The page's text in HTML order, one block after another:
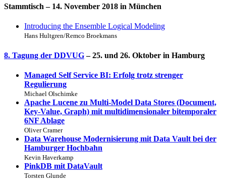
Stammtisch – 14. November 2018 in München
Introducing the Ensemble Logical Modeling
Hans Hultgren/Remco Broekmans
8. Tagung der DDVUG– 25. und 26. Oktober in Hamburg
Managed Self Service BI: Erfolg trotz strenger
Regulierung
Michael Olschimke
Apache Lucene zu Multi-Model Data Stores (Document,
Key-Value, Graph) mit multidimensionaler bitemporaler
6NF Ablage
Oliver Cramer
Data Warehouse Modernisierung mit Data Vault bei der
Hamburger Hochbahn
Kevin Haverkamp
PinkDB mit DataVault
Torsten Glunde